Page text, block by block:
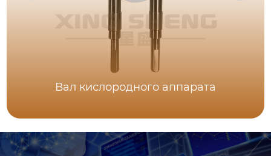
Вал кислородного аппарата